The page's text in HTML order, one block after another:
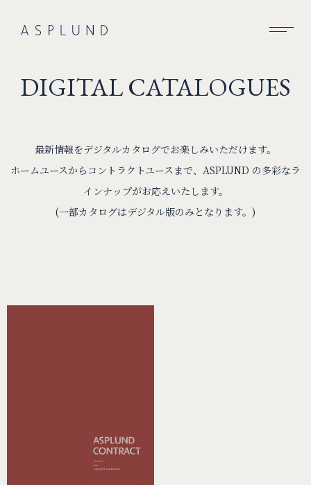
SUSTAINABILITY
NEWS
DIGITAL CATALOGUES
最新情報をデジタルカタログでお楽しみいただけます。
ホームユースからコントラクトユースまで、ASPLUND の多彩なラ
インナップがお応えいたします。
(一部カタログはデジタル版のみとなります。)